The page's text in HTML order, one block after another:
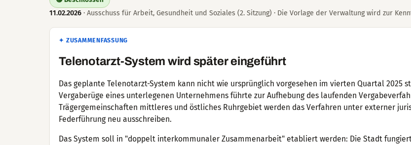
11.02.2026 · Ausschuss für Arbeit, Gesundheit und Soziales (2. Sitzung) · Die Vorlage der Verwaltung wird zur
✦ ZUSAMMENFASSUNG
Telenotarzt-System wird später eingeführt
Das geplante Telenotarzt-System kann nicht wie ursprünglich vorgesehen im vierten Quartal 2025
Vergaberüge eines unterlegenen Unternehmens führte zur Aufhebung des laufenden
Trägergemeinschaften mittleres und östliches Ruhrgebiet werden das Verfahren unter externer
Federführung neu ausschreiben.
Das System soll in "doppelt interkommunaler Zusammenarbeit" etabliert werden: Die Stadt